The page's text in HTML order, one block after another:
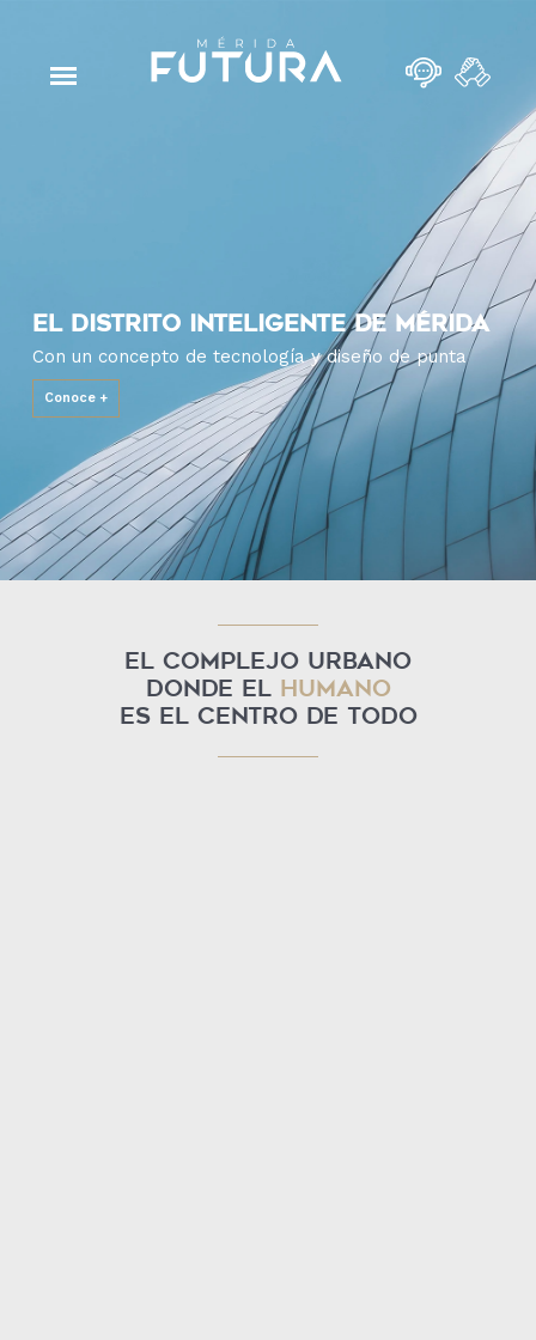
Con un concepto de tecnología y diseño de punta
EL DISTRITO INTELIGENTE DE MÉRIDA
Conoce +
El complejo urbano
donde el humano
es el centro de todo